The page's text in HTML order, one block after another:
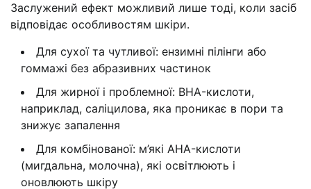
Заслужений ефект можливий лише тоді, коли засіб
відповідає особливостям шкіри.
Для сухої та чутливої: ензимні пілінги або
гоммажі без абразивних частинок
Для жирної і проблемної: BHA-кислоти,
наприклад, саліцилова, яка проникає в пори та
знижує запалення
Для комбінованої: м’які AHA-кислоти
(мигдальна, молочна), які освітлюють і
оновлюють шкіру